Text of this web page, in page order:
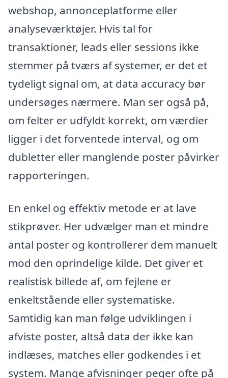
webshop, annonceplatforme eller
analyseværktøjer. Hvis tal for
transaktioner, leads eller sessions ikke
stemmer på tværs af systemer, er det et
tydeligt signal om, at data accuracy bør
undersøges nærmere. Man ser også på,
om felter er udfyldt korrekt, om værdier
ligger i det forventede interval, og om
dubletter eller manglende poster påvirker
rapporteringen.
En enkel og effektiv metode er at lave
stikprøver. Her udvælger man et mindre
antal poster og kontrollerer dem manuelt
mod den oprindelige kilde. Det giver et
realistisk billede af, om fejlene er
enkeltstående eller systematiske.
Samtidig kan man følge udviklingen i
afviste poster, altså data der ikke kan
indlæses, matches eller godkendes i et
system. Mange afvisninger peger ofte på